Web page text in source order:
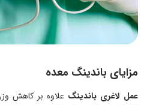
مزایای باندینگ معده
عمل لاغری باندینگ علاوه بر کاهش